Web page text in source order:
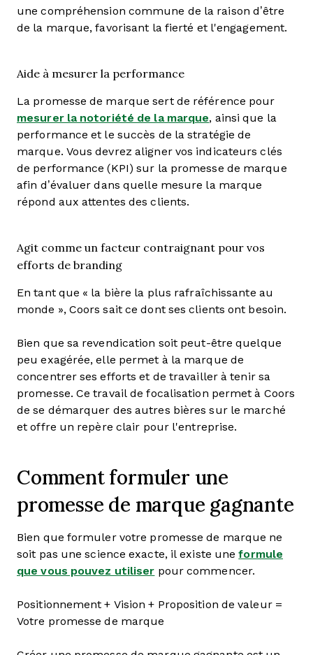
une compréhension commune de la raison d’être
de la marque, favorisant la fierté et l'engagement.
Aide à mesurer la performance
La promesse de marque sert de référence pour
mesurer la notoriété de la marque, ainsi que la
performance et le succès de la stratégie de
marque. Vous devrez aligner vos indicateurs clés
de performance (KPI) sur la promesse de marque
afin d’évaluer dans quelle mesure la marque
répond aux attentes des clients.
Agit comme un facteur contraignant pour vos
efforts de branding
En tant que « la bière la plus rafraîchissante au
monde », Coors sait ce dont ses clients ont besoin.
Bien que sa revendication soit peut-être quelque
peu exagérée, elle permet à la marque de
concentrer ses efforts et de travailler à tenir sa
promesse. Ce travail de focalisation permet à Coors
de se démarquer des autres bières sur le marché
et offre un repère clair pour l'entreprise.
Comment formuler une
promesse de marque gagnante
Bien que formuler votre promesse de marque ne
soit pas une science exacte, il existe uneformule
que vous pouvez utiliser pour commencer.
Positionnement + Vision + Proposition de valeur =
Votre promesse de marque